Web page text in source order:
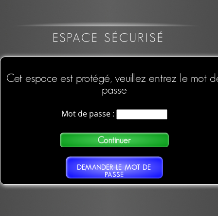
ESPACE SÉCURISÉ
Cet espace est protégé, veuillez entrez le mot
passe
Mot de passe :
DEMANDER LE MOT DE
PASSE